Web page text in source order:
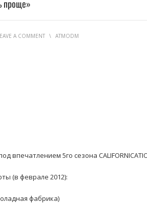
проще»
A COMMENT \ ATMODM
впечатлением 5го сезона
(в феврале 2012):
фабрика)